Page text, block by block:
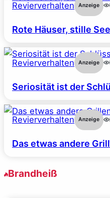
Revierverhalten Anzeige
Rote Häuser, stille
Revierverhalten Anzeige
Seriosität ist der
Revierverhalten Anzeige
Das etwas andere
Brandheiß